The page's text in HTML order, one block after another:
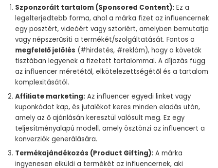
Szponzorált tartalom (Sponsored Content): Ez a
legelterjedtebb forma, ahol a márka fizet az influencernek
egy posztért, videóért vagy sztoriért, amelyben bemutatja
vagy népszerűsíti a termékét/szolgáltatását. Fontos a
megfelelő jelölés (#hirdetés, #reklám), hogy a követők
tisztában legyenek a fizetett tartalommal. A díjazás függ
az influencer méretétől, elkötelezettségétől és a tartalom
komplexitásától.
Affiliate marketing: Az influencer egyedi linket vagy
kuponkódot kap, és jutalékot keres minden eladás után,
amely az ő ajánlásán keresztül valósult meg. Ez egy
teljesítményalapú modell, amely ösztönzi az influencert a
konverziók generálására.
Termékajándékozás (Product Gifting): A márka
ingyenesen elküldi a termékét az influencernek, aki